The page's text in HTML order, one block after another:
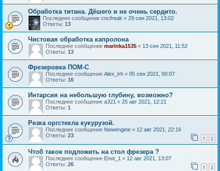
Обработка титана. Дёшего и не очень сердито.
Последнее сообщение cncfreak « 29 сен 2021, 13:02
Ответы: 13
Чистовая обработка капролона
Последнее сообщение marinka1535 « 13 сен 2021, 11:52
Ответы: 13
Фрезеровка ПОМ-С
Последнее сообщение Alex_kh « 05 сен 2021, 00:07
Ответы: 16
Интарсия на небольшую глубину, возможно?
Последнее сообщение a321 « 25 авг 2021, 12:21
Ответы: 1
Резка оргстекла кукурузой.
Последнее сообщение Newengine « 12 авг 2021, 22:16
Ответы: 23 1 2
Чтоб такое подложить на стол фрезера ?
Последнее сообщение Enot_1 « 12 авг 2021, 13:07
Ответы: 26 1 2